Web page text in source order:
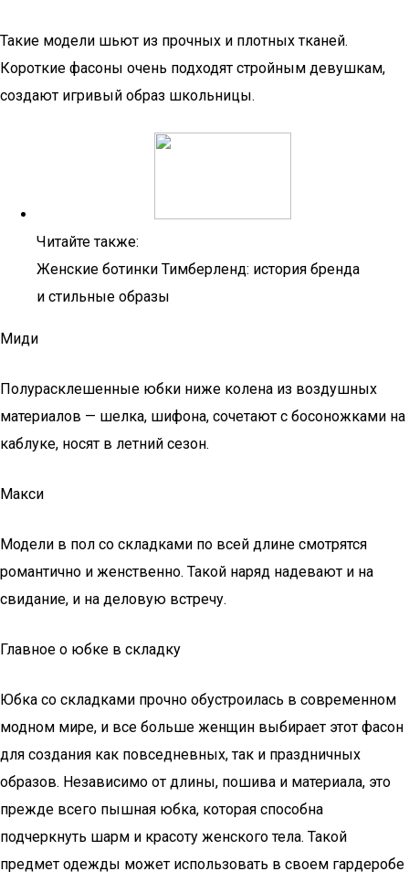
Такие модели шьют из прочных и плотных тканей.
Короткие фасоны очень подходят стройным девушкам,
создают игривый образ школьницы.
Читайте также:
Женские ботинки Тимберленд: история бренда
и стильные образы
Миди
Полурасклешенные юбки ниже колена из воздушных
материалов — шелка, шифона, сочетают с босоножками на
каблуке, носят в летний сезон.
Макси
Модели в пол со складками по всей длине смотрятся
романтично и женственно. Такой наряд надевают и на
свидание, и на деловую встречу.
Главное о юбке в складку
Юбка со складками прочно обустроилась в современном
модном мире, и все больше женщин выбирает этот фасон
для создания как повседневных, так и праздничных
образов. Независимо от длины, пошива и материала, это
прежде всего пышная юбка, которая способна
подчеркнуть шарм и красоту женского тела. Такой
предмет одежды может использовать в своем гардеробе